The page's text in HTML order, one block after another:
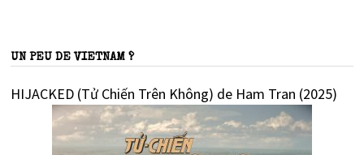
UN PEU DE VIETNAM ?
HIJACKED (Tử Chiến Trên Không) de Ham Tran (2025)